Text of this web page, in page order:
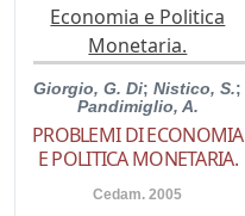
Giorgio, G. Di;Nistico, S.;
Pandimiglio, A.
PROBLEMI DI ECONOMIA
E POLITICA MONETARIA.
Cedam. 2005